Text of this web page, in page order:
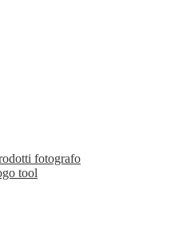
fotografo
tool